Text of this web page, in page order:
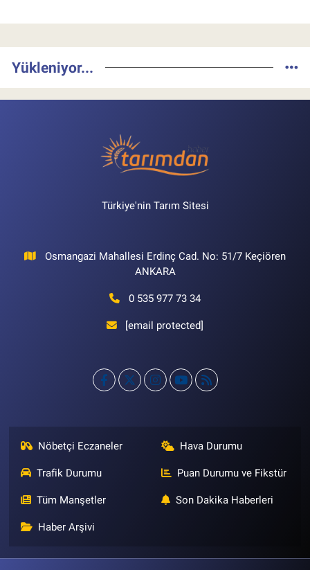
Yükleniyor...
Türkiye'nin Tarım Sitesi
Osmangazi Mahallesi Erdinç Cad. No: 51/7 Keçiören
ANKARA
0 535 977 73 34
[email protected]
Nöbetçi Eczaneler Hava Durumu
Trafik Durumu Puan Durumu ve Fikstür
Tüm Manşetler Son Dakika Haberleri
Haber Arşivi